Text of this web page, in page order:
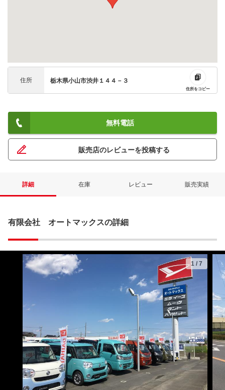
住所 栃木県小山市渋井１４４－３
住所をコピー
無料電話
販売店のレビューを投稿する
詳細 在庫 レビュー 販売実績
有限会社 オートマックスの詳細
1 / 7